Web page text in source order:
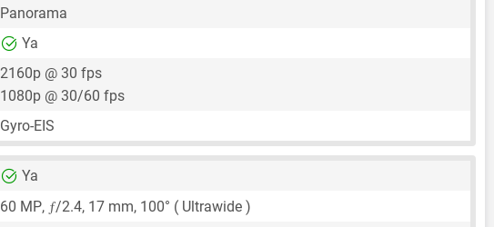
Panorama
Ya
2160p @ 30 fps
1080p @ 30/60 fps
Gyro-EIS
Ya
60 MP, ƒ/2.4, 17 mm, 100° ( Ultrawide )